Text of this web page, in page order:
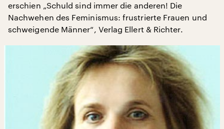
erschien „Schuld sind immer die anderen! Die
Nachwehen des Feminismus: frustrierte Frauen und
schweigende Männer“, Verlag Ellert & Richter.